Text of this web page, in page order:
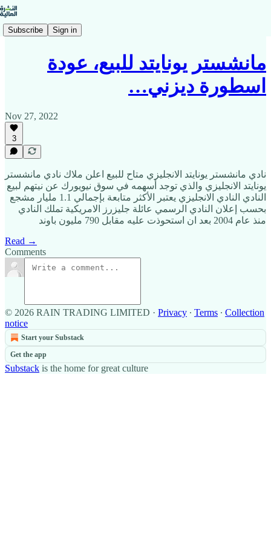
Subscribe Sign in
مانشستر يونايتد للبيع، عودة
اسطورة ديزني…
Nov 27, 2022
3
نادي مانشستر يونايتد الانجليزي متاح للبيع اعلن ملاك نادي مانشستر
يونايتد الانجليزي والذي توجد أسهمه في سوق نيويورك عن نيتهم لبيع
النادي النادي الانجليزي يعتبر الأكثر متابعة بإجمالي 1.1 مليار مشجع
بحسب إعلان النادي الرسمي عائلة جليزرز الامريكية تملك النادي
منذ عام 2004 بعد ان استحوذت عليه مقابل 790 مليون باوند
Read →
Comments
© 2026 RAIN TRADING LIMITED · Privacy ∙ Terms ∙ Collection
notice
Start your Substack
Get the app
Substack is the home for great culture